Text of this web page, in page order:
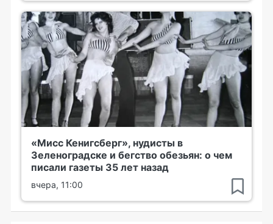
«Мисс Кенигсберг», нудисты в
Зеленоградске и бегство обезьян: о чем
писали газеты 35 лет назад
вчера, 11:00